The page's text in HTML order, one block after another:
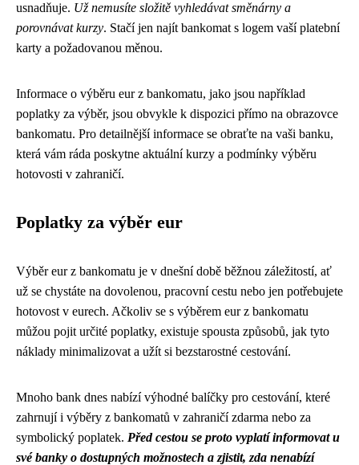
usnadňuje. Už nemusíte složitě vyhledávat směnárny a
porovnávat kurzy. Stačí jen najít bankomat s logem vaší platební
karty a požadovanou měnou.
Informace o výběru eur z bankomatu, jako jsou například
poplatky za výběr, jsou obvykle k dispozici přímo na obrazovce
bankomatu. Pro detailnější informace se obraťte na vaši banku,
která vám ráda poskytne aktuální kurzy a podmínky výběru
hotovosti v zahraničí.
Poplatky za výběr eur
Výběr eur z bankomatu je v dnešní době běžnou záležitostí, ať
už se chystáte na dovolenou, pracovní cestu nebo jen potřebujete
hotovost v eurech. Ačkoliv se s výběrem eur z bankomatu
můžou pojit určité poplatky, existuje spousta způsobů, jak tyto
náklady minimalizovat a užít si bezstarostné cestování.
Mnoho bank dnes nabízí výhodné balíčky pro cestování, které
zahrnují i výběry z bankomatů v zahraničí zdarma nebo za
symbolický poplatek. Před cestou se proto vyplatí informovat u
své banky o dostupných možnostech a zjistit, zda nenabízí